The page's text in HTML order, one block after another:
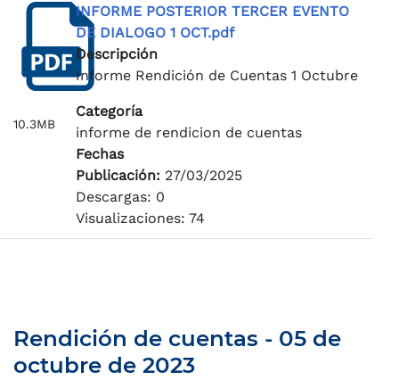
10.3MB
INFORME POSTERIOR TERCER EVENTO
DE DIALOGO 1 OCT.pdf
Descripción
Informe Rendición de Cuentas 1 Octubre
Categoría
informe de rendicion de cuentas
Fechas
Publicación: 27/03/2025
Descargas: 0
Visualizaciones: 74
Rendición de cuentas - 05 de
octubre de 2023